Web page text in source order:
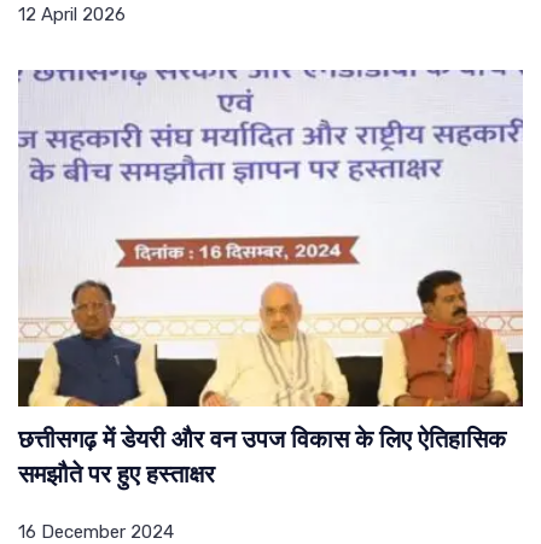
12 April 2026
छत्तीसगढ़ में डेयरी और वन उपज विकास के लिए ऐतिहासिक
समझौते पर हुए हस्ताक्षर
16 December 2024